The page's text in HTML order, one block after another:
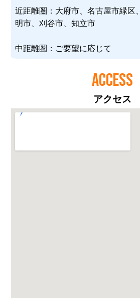
近距離圏：大府市、名古屋市緑区
明市、刈谷市、知立市
中距離圏：ご要望に応じて
ACCESS
アクセス